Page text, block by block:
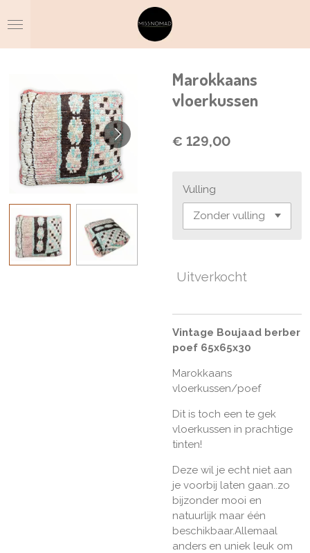
direct
Marokkaans
vloerkussen
€ 129,00
Vulling
Uitverkocht
Vintage Boujaad berber
poef 65x65x30
Marokkaans
vloerkussen/poef
Dit is toch een te gek
vloerkussen in prachtige
tinten!
Deze wil je echt niet aan
je voorbij laten gaan..zo
bijzonder mooi en
natuurlijk maar één
beschikbaar.Allemaal
anders en uniek leuk om